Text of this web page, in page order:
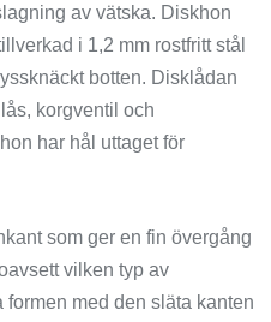
av vätska. Diskhon
i 1,2 mm rostfritt stål
botten. Disklådan
korgventil och
har hål uttaget för
som ger en fin övergång
vilken typ av
med den släta kanten